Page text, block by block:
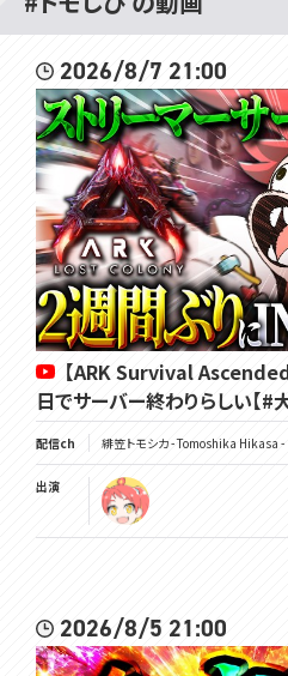
2026/8/7 21:00
【ARK Survival
日でサーバー終わりらしい【#
配信ch 緋笠トモシカ - Tomoshika Hikasa -
出演
2026/8/5 21:00